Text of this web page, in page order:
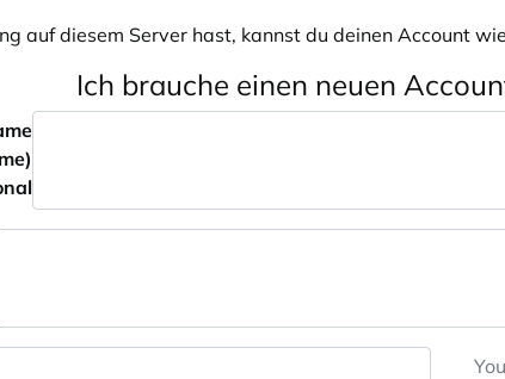
auf diesem Server hast, kannst du deinen Account
Ich brauche einen neuen